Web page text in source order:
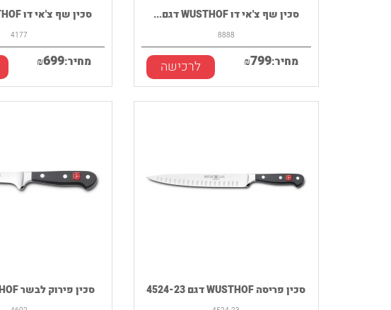
סכין שף צ'אי דו WUSTHOF דגם...
4177
מחיר: ₪699
סכין שף צ'אי דו WUSTHOF דגם...
8888
מחיר: ₪799 לרכישה
סכין פירוק לבשר WUSTHOF דגם... סכין פריסה WUSTHOF דגם 4524-23